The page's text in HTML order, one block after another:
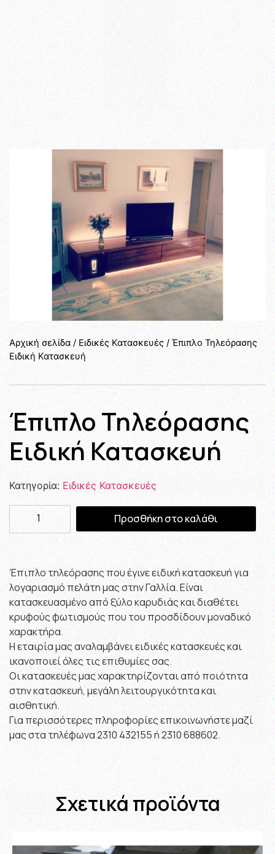
Αρχική σελίδα/ Ειδικές Κατασκευές / Έπιπλο Τηλεόρασης
Ειδική Κατασκευή
Έπιπλο Τηλεόρασης
Ειδική Κατασκευή
Κατηγορία: Ειδικές Κατασκευές
Προσθήκη στο καλάθι
Έπιπλο τηλεόρασης που έγινε ειδική κατασκευή για
λογαριασμό πελάτη μας στην Γαλλία. Είναι
κατασκευασμένο από ξύλο καρυδιάς και διαθέτει
κρυφούς φωτισμούς που του προσδίδουν μοναδικό
χαρακτήρα.
Η εταιρία μας αναλαμβάνει ειδικές κατασκευές και
ικανοποιεί όλες τις επιθυμίες σας.
Οι κατασκευές μας χαρακτηρίζονται από ποιότητα
στην κατασκευή, μεγάλη λειτουργικότητα και
αισθητική.
Για περισσότερες πληροφορίες επικοινωνήστε μαζί
μας στα τηλέφωνα 2310 432155 ή 2310 688602.
Σχετικά προϊόντα